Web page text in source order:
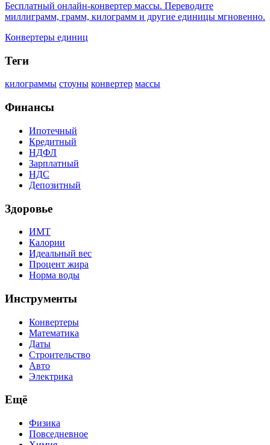
Бесплатный онлайн-конвертер массы. Переводите
миллиграмм, грамм, килограмм и другие единицы мгновенно.
Конвертеры единиц
Теги
килограммы стоуны конвертер массы
Финансы
Ипотечный
Кредитный
НДФЛ
Зарплатный
НДС
Депозитный
Здоровье
ИМТ
Калории
Идеальный вес
Процент жира
Норма воды
Инструменты
Конвертеры
Математика
Даты
Строительство
Авто
Электрика
Ещё
Физика
Повседневное